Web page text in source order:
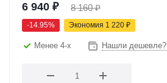
6 940 ₽ 8 160₽
-14.95% Экономия 1 220 ₽
Менее 4-х Нашли дешевле?